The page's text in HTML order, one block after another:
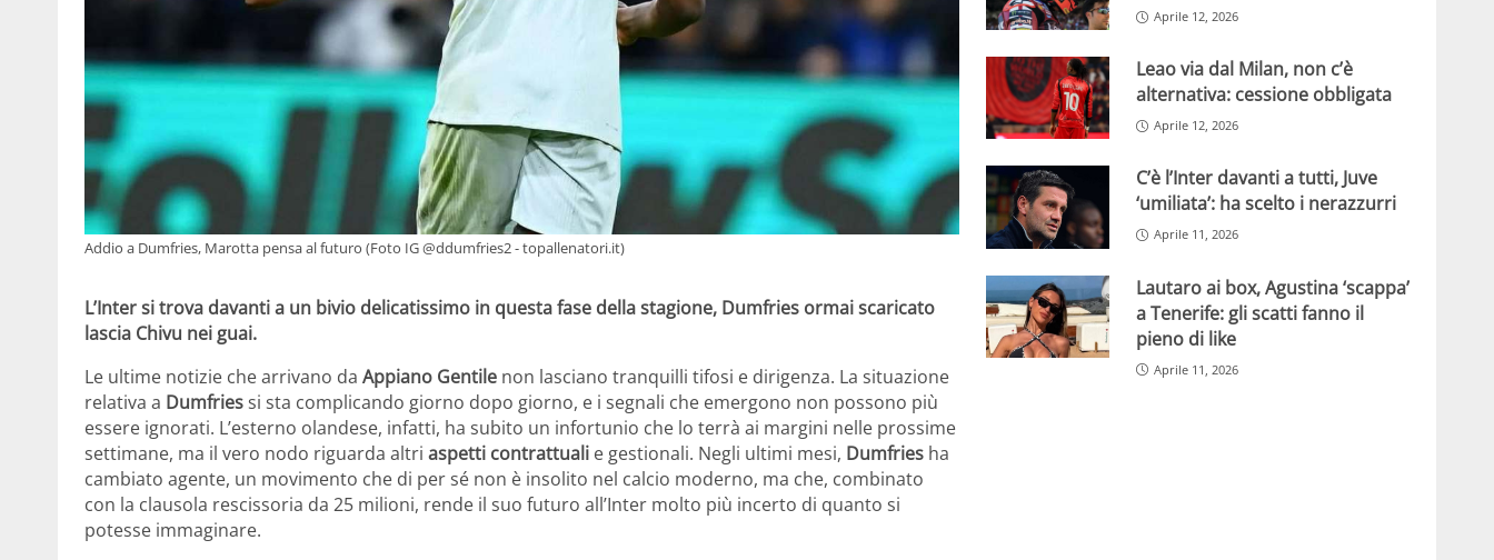
Addio a Dumfries, Marotta pensa al futuro (Foto IG @ddumfries2 - topallenatori.it)
L’Inter si trova davanti a un bivio delicatissimo in questa fase della stagione, Dumfries ormai scaricato
lascia Chivu nei guai.
Le ultime notizie che arrivano da Appiano Gentile non lasciano tranquilli tifosi e dirigenza. La situazione
relativa a Dumfriessi sta complicando giorno dopo giorno, e i segnali che emergono non possono più
essere ignorati. L’esterno olandese, infatti, ha subito un infortunio che lo terrà ai margini nelle prossime
settimane, ma il vero nodo riguarda altri aspetti contrattuali e gestionali. Negli ultimi mesi, Dumfries ha
cambiato agente, un movimento che di per sé non è insolito nel calcio moderno, ma che, combinato
con la clausola rescissoria da 25 milioni, rende il suo futuro all’Inter molto più incerto di quanto si
potesse immaginare.
Aprile 12, 2026
Leao via dal Milan, non c’è
alternativa: cessione obbligata
Aprile 12, 2026
C’è l’Inter davanti a tutti, Juve
‘umiliata’: ha scelto i nerazzurri
Aprile 11, 2026
Lautaro ai box, Agustina ‘scappa’
a Tenerife: gli scatti fanno il
pieno di like
Aprile 11, 2026